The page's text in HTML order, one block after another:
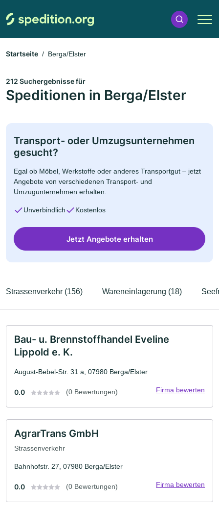
Startseite Berga/Elster
212 Suchergebnisse für
Speditionen in Berga/Elster
Transport- oder Umzugsunternehmen
gesucht?
Egal ob Möbel, Werkstoffe oder anderes Transportgut – jetzt
Angebote von verschiedenen Transport- und
Umzugunternehmen erhalten.
Unverbindlich Kostenlos
Jetzt Angebote erhalten
Strassenverkehr (156) Wareneinlagerung (18)
Bau- u. Brennstoffhandel Eveline
Lippold e. K.
August-Bebel-Str. 31 a, 07980 Berga/Elster
0.0 (0 Bewertungen) Firma bewerten
AgrarTrans GmbH
Strassenverkehr
Bahnhofstr. 27, 07980 Berga/Elster
0.0 (0 Bewertungen) Firma bewerten